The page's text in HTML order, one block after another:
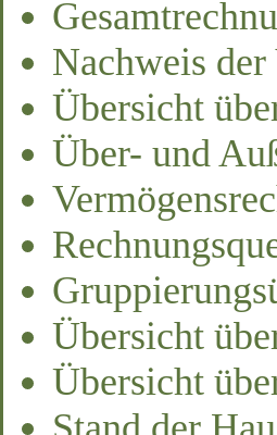
Nachweis
Übersicht
Über- und
Übersicht
Übersicht